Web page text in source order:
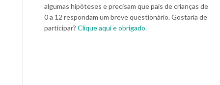
algumas hipóteses e precisam que pais de crianças de
0 a 12 respondam um breve questionário. Gostaria de
participar? Clique aqui e obrigado.